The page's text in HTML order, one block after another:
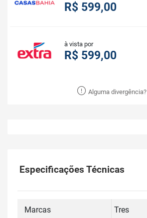
R$ 599,00
à vista por
R$ 599,00
Alguma divergência?
Especificações Técnicas
Marcas Tres